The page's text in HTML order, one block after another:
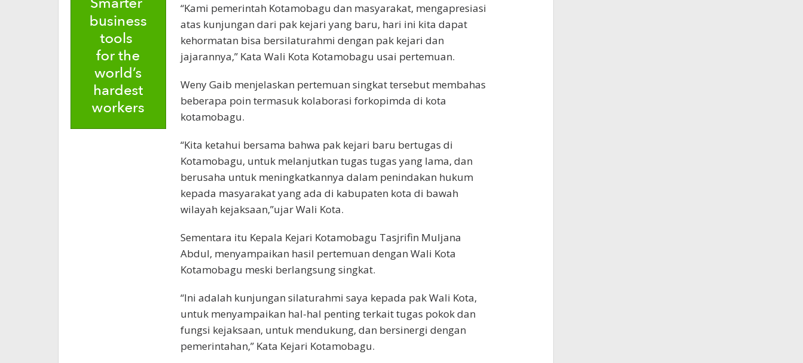
“Kami pemerintah Kotamobagu dan masyarakat, mengapresiasi
atas kunjungan dari pak kejari yang baru, hari ini kita dapat
kehormatan bisa bersilaturahmi dengan pak kejari dan
jajarannya,” Kata Wali Kota Kotamobagu usai pertemuan.
Weny Gaib menjelaskan pertemuan singkat tersebut membahas
beberapa poin termasuk kolaborasi forkopimda di kota
kotamobagu.
“Kita ketahui bersama bahwa pak kejari baru bertugas di
Kotamobagu, untuk melanjutkan tugas tugas yang lama, dan
berusaha untuk meningkatkannya dalam penindakan hukum
kepada masyarakat yang ada di kabupaten kota di bawah
wilayah kejaksaan,”ujar Wali Kota.
Sementara itu Kepala Kejari Kotamobagu Tasjrifin Muljana
Abdul, menyampaikan hasil pertemuan dengan Wali Kota
Kotamobagu meski berlangsung singkat.
“Ini adalah kunjungan silaturahmi saya kepada pak Wali Kota,
untuk menyampaikan hal-hal penting terkait tugas pokok dan
fungsi kejaksaan, untuk mendukung, dan bersinergi dengan
pemerintahan,” Kata Kejari Kotamobagu.